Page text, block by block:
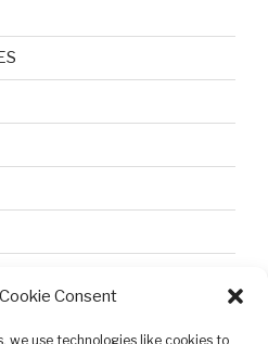
Consent
we use technologies like cookies to